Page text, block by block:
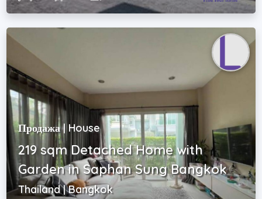
Продажа | House
219 sqm Detached Home with
Garden in Saphan Sung Bangkok
Thailand | Bangkok